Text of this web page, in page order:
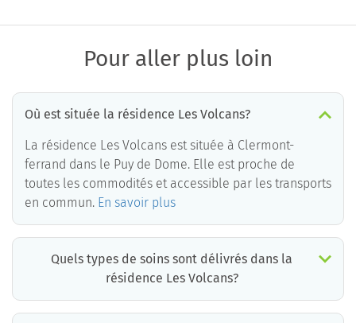
Pour aller plus loin
Où est située la résidence Les Volcans?
La résidence Les Volcans est située à Clermont-
ferrand dans le Puy de Dome. Elle est proche de
toutes les commodités et accessible par les transports
en commun. En savoir plus
Quels types de soins sont délivrés dans la
résidence Les Volcans?